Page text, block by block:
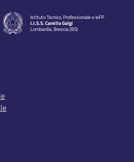
Istituto Tecnico, Professionale e IeFP
I.I.S.S. Camillo Golgi
Lombardia, Brescia (BS)